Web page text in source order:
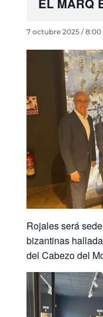
7 octubre 2025 / 8:00
Rojales será
bizantinas
del Cabezo del